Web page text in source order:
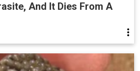
And It Dies From A